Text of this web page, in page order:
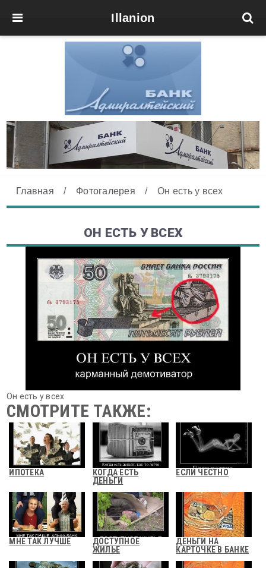
Illanion
Главная / Фотогалерея / Он есть у всех
ОН ЕСТЬ У ВСЕХ
Он есть у всех
СМОТРИТЕ ТАКЖЕ:
ИПОТЕКА
КОГДА ЕСТЬ
ДЕНЬГИ
ЕСЛИ ЧЕСТНО
МНЕ ТАК ЛУЧШЕ
ДОСТУПНОЕ
ЖИЛЬЕ
ДЕНЬГИ НА
КАРТОЧКЕ В БАНКЕ